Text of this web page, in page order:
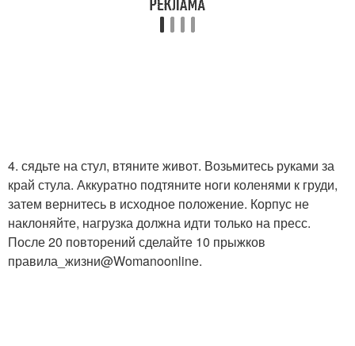
4. сядьте на стул, втяните живот. Возьмитесь руками за
край стула. Аккуратно подтяните ноги коленями к груди,
затем вернитесь в исходное положение. Корпус не
наклоняйте, нагрузка должна идти только на пресс.
После 20 повторений сделайте 10 прыжков
правила_жизни@Womanoonline.